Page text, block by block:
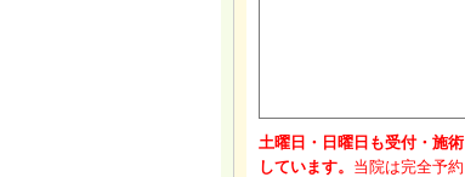
土曜日・日曜日も受付・施術
しています。 当院は完全予約